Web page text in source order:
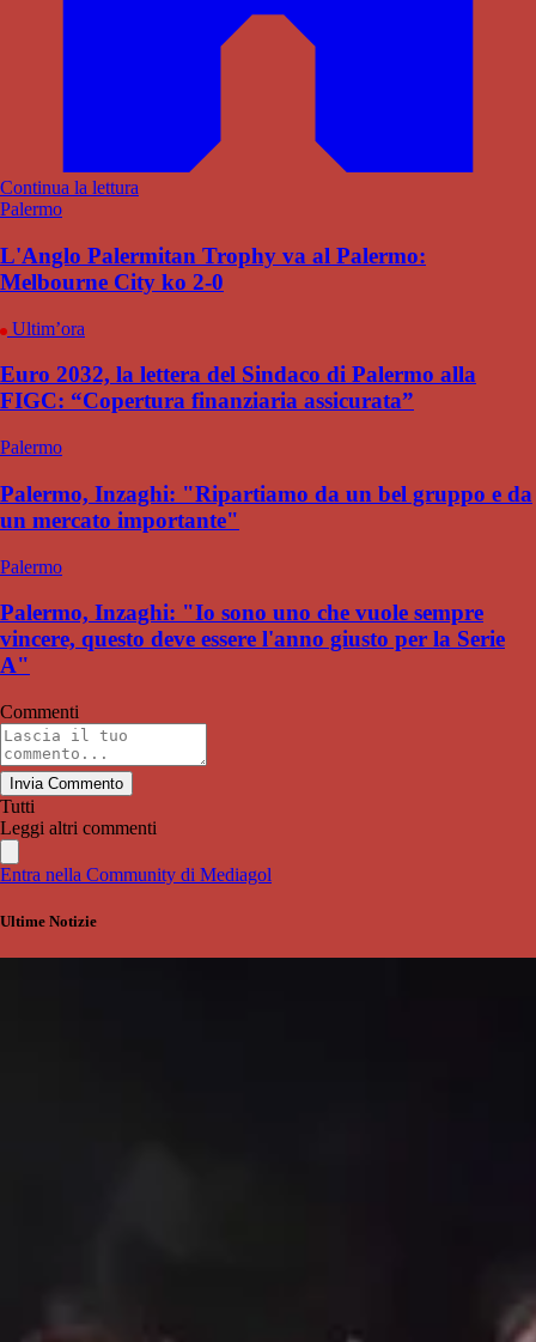
Continua la lettura
Palermo
L'Anglo Palermitan Trophy va al Palermo:
Melbourne City ko 2-0
Ultim’ora
Euro 2032, la lettera del Sindaco di Palermo alla
FIGC: “Copertura finanziaria assicurata”
Palermo
Palermo, Inzaghi: "Ripartiamo da un bel gruppo e da
un mercato importante"
Palermo
Palermo, Inzaghi: "Io sono uno che vuole sempre
vincere, questo deve essere l'anno giusto per la Serie
A"
Commenti
Invia Commento
Tutti
Leggi altri commenti
Entra nella Community di Mediagol
Ultime Notizie